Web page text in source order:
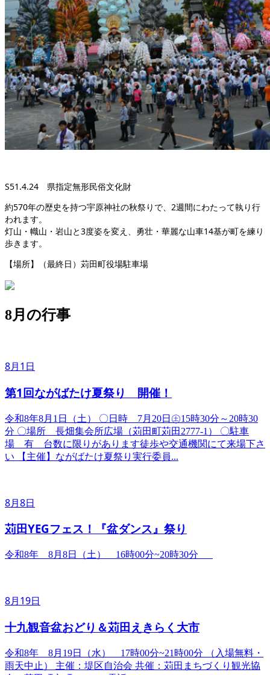
S51.4.24 県指定無形民俗文化財
約570年の歴史を持つ宇原神社の秋祭りで、2週間にわたって執り行
われます。
灯山・幟山・岩山と3度姿を変え、勇壮・華麗な山車14基が町を練り
歩きます。
【場所】（最終日）苅田町役場駐車場
8月の行事
8月1日
第1回ながばたけ夏祭り 開催！
令和8年8月1日（土） ​〇日時 7月20日㊏15時30分～20時30
分 〇場所 長畑集会所広場（苅田町苅田2777-1） 〇駐車
場 有 台数に限りがあります徒歩や交通機関にて来場下さ
い 【主催】ながばたけ夏祭り実行委員...
8月8日
苅田YEGフェス！『盆ダンス』祭り
令和8年 8月8日（土） 16時00分~20時30分
8月19日
十九観音盆おどり＆苅田えきらく大市
令和8年 8月19日（水） 17時00分~21時00分 （入場無料・
雨天中止） 主催：堤区自治会 共催：苅田まちづくり観光協